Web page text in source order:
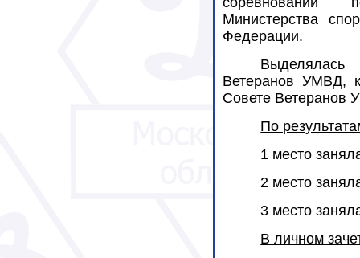
Министерства
Федерации.
Ветеранов УМВД,
Совете Ветеранов
По
1 место
2 место
3 место
В личном